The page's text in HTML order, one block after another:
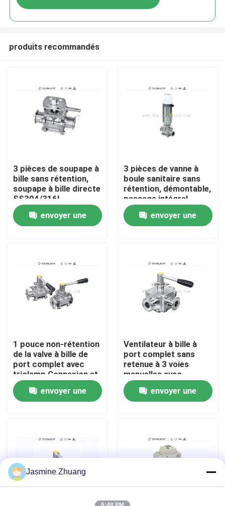
À la maison
vidéos
À propos de nous
Visite de l'usine
Contrôle de la qualité
Nouvelles
Demandez un devis
Soupape à diaphragme sanitaire
produits recommandés
3 pièces de soupape à
bille sans rétention,
soupape à bille directe
SS304/316L
envoyer une
3 pièces de vanne à
boule sanitaire sans
rétention, démontable,
passage intégral,
SS316L, 2 POUCES
envoyer une
1 pouce non-rétention
de la valve à bille de
port complet avec
triclamp Connexion et
montage ISO
envoyer une
Ventilateur à bille à
port complet sans
retenue à 3 voies
manuelles avec
poignée en plastique
envoyer une
Jasmine Zhuang